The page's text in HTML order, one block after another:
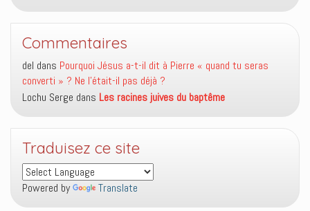
Commentaires
del dans Pourquoi Jésus a-t-il dit à Pierre « quand tu seras
converti » ? Ne l’était-il pas déjà ?
Lochu Serge dans Les racines juives du baptême
Traduisez ce site
Powered by Translate